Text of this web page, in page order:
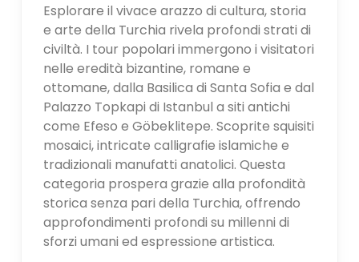
Esplorare il vivace arazzo di cultura, storia
e arte della Turchia rivela profondi strati di
civiltà. I tour popolari immergono i visitatori
nelle eredità bizantine, romane e
ottomane, dalla Basilica di Santa Sofia e dal
Palazzo Topkapi di Istanbul a siti antichi
come Efeso e Göbeklitepe. Scoprite squisiti
mosaici, intricate calligrafie islamiche e
tradizionali manufatti anatolici. Questa
categoria prospera grazie alla profondità
storica senza pari della Turchia, offrendo
approfondimenti profondi su millenni di
sforzi umani ed espressione artistica.